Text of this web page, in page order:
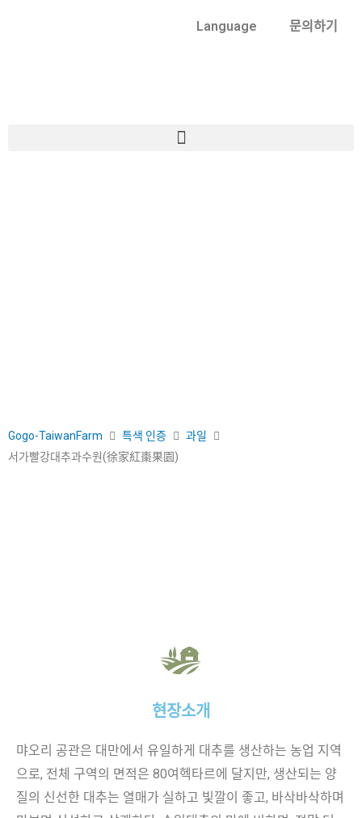
Language 문의하기
Gogo-TaiwanFarm 특색 인증
과일
서가빨강대추과수원(徐家紅棗果園)
현장소개
먀오리 공관은 대만에서 유일하게 대추를 생산하는 농업 지역
으로, 전체 구역의 면적은 80여헥타르에 달지만, 생산되는 양
질의 신선한 대추는 열매가 실하고 빛깔이 좋고, 바삭바삭하며